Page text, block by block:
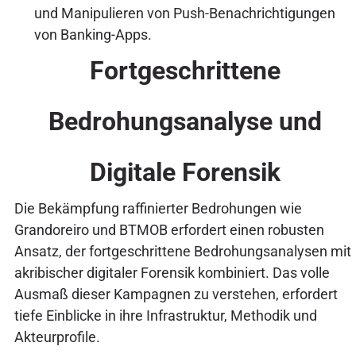
und Manipulieren von Push-Benachrichtigungen
von Banking-Apps.
Fortgeschrittene
Bedrohungsanalyse und
Digitale Forensik
Die Bekämpfung raffinierter Bedrohungen wie
Grandoreiro und BTMOB erfordert einen robusten
Ansatz, der fortgeschrittene Bedrohungsanalysen mit
akribischer digitaler Forensik kombiniert. Das volle
Ausmaß dieser Kampagnen zu verstehen, erfordert
tiefe Einblicke in ihre Infrastruktur, Methodik und
Akteurprofile.